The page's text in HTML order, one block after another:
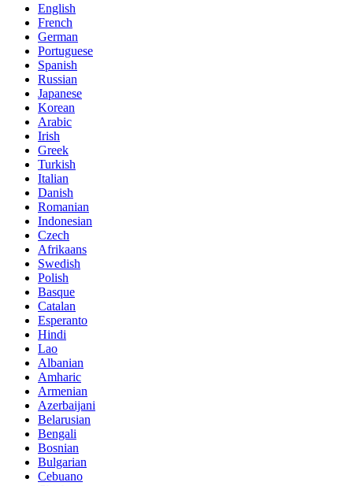
English
French
German
Portuguese
Spanish
Russian
Japanese
Korean
Arabic
Irish
Greek
Turkish
Italian
Danish
Romanian
Indonesian
Czech
Afrikaans
Swedish
Polish
Basque
Catalan
Esperanto
Hindi
Lao
Albanian
Amharic
Armenian
Azerbaijani
Belarusian
Bengali
Bosnian
Bulgarian
Cebuano